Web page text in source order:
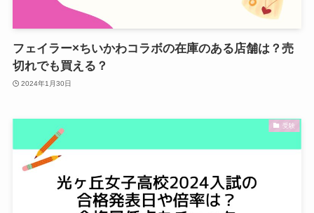
フェイラー×ちいかわコラボの在庫のある店舗は？売
切れでも買える？
2024年1月30日
受験